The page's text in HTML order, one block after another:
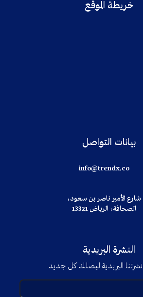
خريطة الموقع
بيانات التواصل
info@trendx.co
شارع الأمير ناصر بن سعود،
الصحافة، الرياض 13321
النشرة البريدية
نشرتنا البريدية ليصلك كل جديد